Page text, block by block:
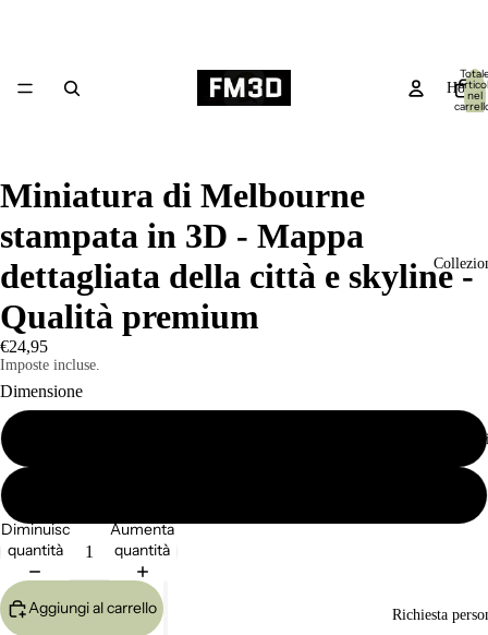
Home
Richiesta
nel
0
Miniatura di Melbourne
stampata in 3D - Mappa
dettagliata della città e skyline -
Qualità premium
€24,95
Imposte incluse.
Dimensione
Diminuisci
quantità
Aumenta
quantità
Aggiungi al carrello